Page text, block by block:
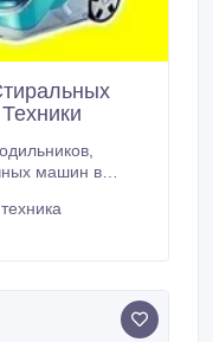
техники,
от 6